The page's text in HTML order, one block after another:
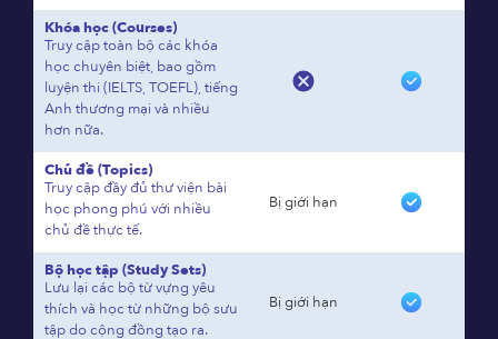
Khóa học (Courses)
Truy cập toàn bộ các khóa
học chuyên biệt, bao gồm
luyện thi (IELTS, TOEFL), tiếng
Anh thương mại và nhiều
hơn nữa.
Chủ đề (Topics)
Truy cập đầy đủ thư viện bài
học phong phú với nhiều
chủ đề thực tế.
Bị giới hạn
Bộ học tập (Study Sets)
Lưu lại các bộ từ vựng yêu
thích và học từ những bộ sưu
tập do cộng đồng tạo ra.
Bị giới hạn